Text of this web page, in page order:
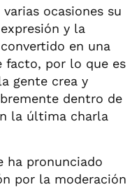
ocasiones su
y la
en una
facto, por lo que es
gente crea y
dentro de
la última charla
ha pronunciado
por la moderación